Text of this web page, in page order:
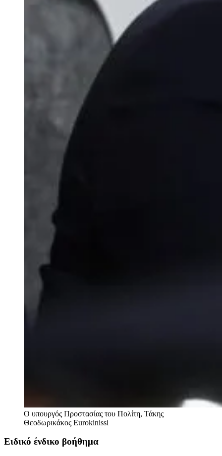
Ο υπουργός Προστασίας του Πολίτη, Τάκης
Θεοδωρικάκος Eurokinissi
Ειδικό ένδικο βοήθημα